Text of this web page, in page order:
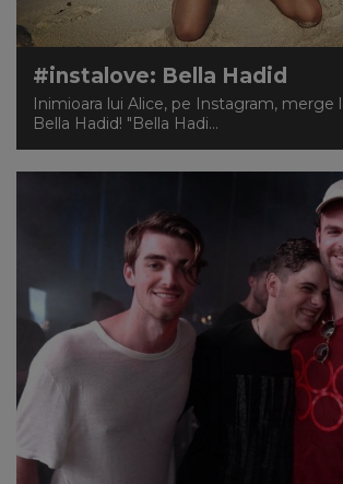
#instalove: Bella Hadid
Inimioara lui Alice, pe Instagram, merge
Bella Hadid! "Bella Hadi...